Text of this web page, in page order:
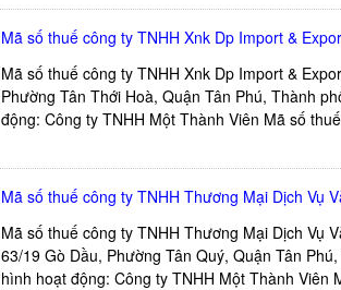
Mã số thuế công ty TNHH Xnk Dp Import &
Mã số thuế công ty TNHH Xnk Dp Import &
Phường Tân Thới Hoà, Quận Tân Phú, Thành
động: Công ty TNHH Một Thành Viên Mã số
Mã số thuế công ty TNHH Thương Mại Dịch Vụ
Mã số thuế công ty TNHH Thương Mại Dịch Vụ
63/19 Gò Dầu, Phường Tân Quý, Quận Tân
hình hoạt động: Công ty TNHH Một Thành Viên